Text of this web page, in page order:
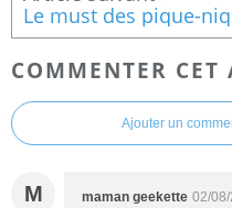
COMMENTER CET
Ajouter un
M maman geekette 02/